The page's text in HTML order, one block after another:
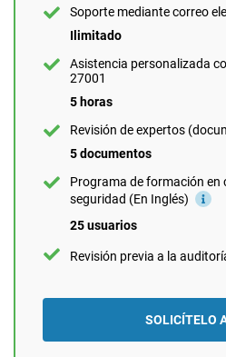
seguridad (En Inglés)
10 usuarios
Revisión previa a la auditoría
SOLICÍTELO
Soporte mediante correo
Ilimitado
Asistencia personalizada
27001
5 horas
Revisión de expertos
5 documentos
Programa de formación en
seguridad (En Inglés)
25 usuarios
Revisión previa a la
SOLICÍTELO